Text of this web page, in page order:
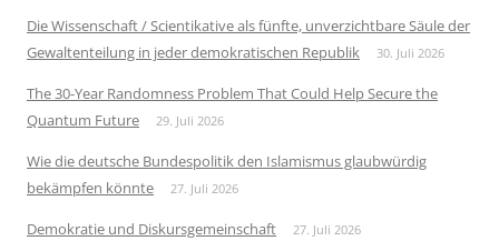
Die Wissenschaft / Scientikative als fünfte, unverzichtbare Säule der
Gewaltenteilung in jeder demokratischen Republik
30. Juli 2026
The 30-Year Randomness Problem That Could Help Secure the
Quantum Future
29. Juli 2026
Wie die deutsche Bundespolitik den Islamismus glaubwürdig
bekämpfen könnte
27. Juli 2026
Demokratie und Diskursgemeinschaft 27. Juli 2026